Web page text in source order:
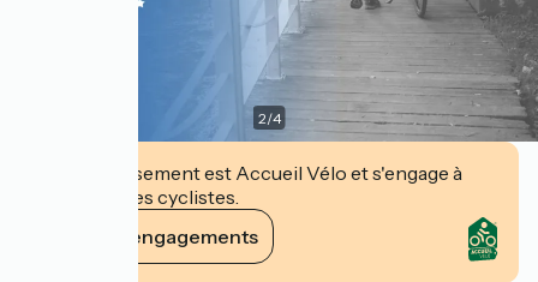
2/4
Cet établissement est Accueil Vélo et s'engage à
accueillir des cyclistes.
Voir ses engagements